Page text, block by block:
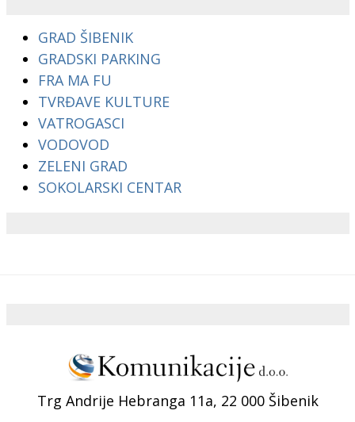
GRAD ŠIBENIK
GRADSKI PARKING
FRA MA FU
TVRĐAVE KULTURE
VATROGASCI
VODOVOD
ZELENI GRAD
SOKOLARSKI CENTAR
Trg Andrije Hebranga 11a, 22 000 Šibenik